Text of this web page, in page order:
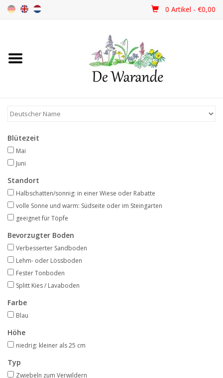
0 Artikel - €0,00
Startseite
Frühjahrsblüher
Sommerblüher
Herbstblüher
Schattenpflanzen
Angebote
Bodenverbesserung
SONSTIGE PRODUKTE
Beratung
Unser Garten!
Starke Zwiebel Tage
Blütezeit
Mai
Juni
Standort
Halbschatten/sonnig: in einer Wiese oder Rabatte
volle Sonne und warm: Südseite oder im Steingarten
geeignet für Töpfe
Bevorzugter Boden
Verbesserter Sandboden
Lehm- oder Lössboden
Fester Tonboden
Splitt Kies / Lavaboden
Farbe
Blau
Höhe
niedrig: kleiner als 25 cm
Typ
Zwiebeln zum Verwildern